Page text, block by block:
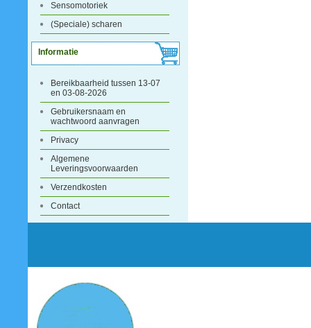
Sensomotoriek
(Speciale) scharen
Informatie
Bereikbaarheid tussen 13-07
en 03-08-2026
Gebruikersnaam en
wachtwoord aanvragen
Privacy
Algemene
Leveringsvoorwaarden
Verzendkosten
Contact